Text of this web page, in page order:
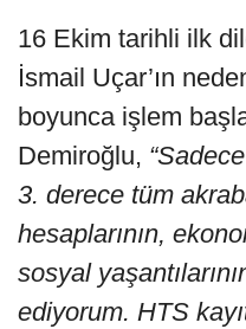
16 Ekim tarihli ilk
İsmail Uçar’ın
boyunca işlem
Demiroğlu,
3. derece tüm
hesaplarının,
sosyal
ediyorum. HTS